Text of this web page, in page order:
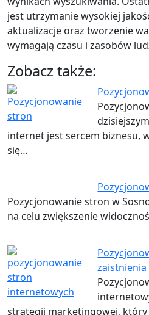
jest utrzymanie wysokiej
aktualizacje oraz tworzenie
wymagają czasu i zasobów
Zobacz także:
internet jest sercem biznesu,
się…
Pozycjonowanie stron w
na celu zwiększenie
zaistnienia
strategii marketingowej, który